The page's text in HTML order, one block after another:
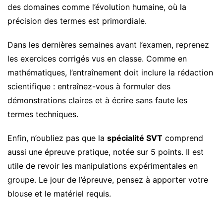
des domaines comme l’évolution humaine, où la
précision des termes est primordiale.
Dans les dernières semaines avant l’examen, reprenez
les exercices corrigés vus en classe. Comme en
mathématiques, l’entraînement doit inclure la rédaction
scientifique : entraînez-vous à formuler des
démonstrations claires et à écrire sans faute les
termes techniques.
Enfin, n’oubliez pas que la spécialité SVT comprend
aussi une épreuve pratique, notée sur 5 points. Il est
utile de revoir les manipulations expérimentales en
groupe. Le jour de l’épreuve, pensez à apporter votre
blouse et le matériel requis.